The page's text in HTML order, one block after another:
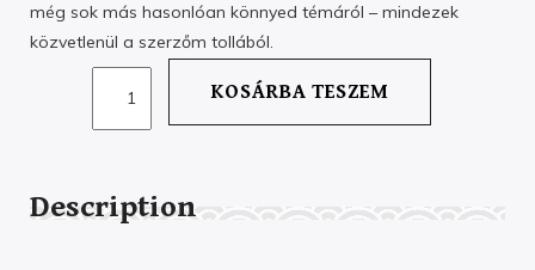
még sok más hasonlóan könnyed témáról – mindezek
közvetlenül a szerzőm tollából.
ÉSZVESZTŐ
KIHÍVÁS
KOSÁRBA TESZEM
Description